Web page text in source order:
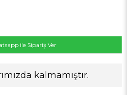
ile Sipariş Ver
kalmamıştır.